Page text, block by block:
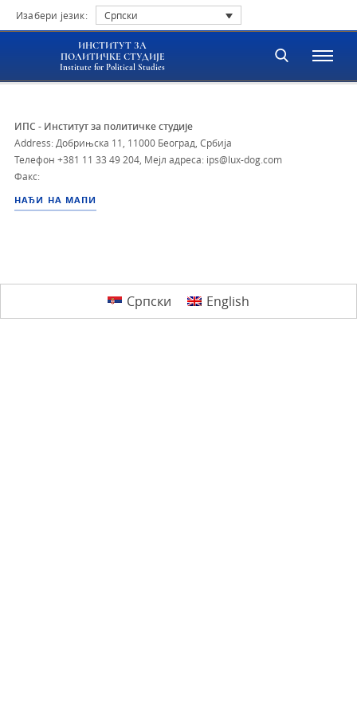
Изабери језик: Српски
ИНСТИТУТ ЗА
ПОЛИТИЧКЕ СТУДИЈЕ
Institute for Political Studies
ИПС - Институт за политичке студије
Address: Добрињска 11, 11000 Београд, Србија
Телефон +381 11 33 49 204 Мејл адреса: ips@lux-dog.com
Факс:
НАЂИ НА МАПИ
Српски English